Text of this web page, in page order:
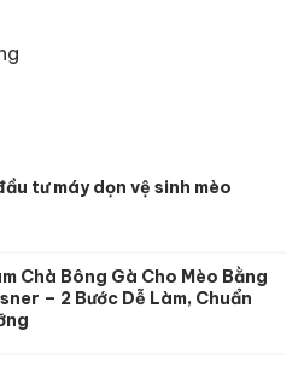
tư máy dọn vệ sinh mèo
Chà Bông Gà Cho Mèo Bằng
– 2 Bước Dễ Làm, Chuẩn